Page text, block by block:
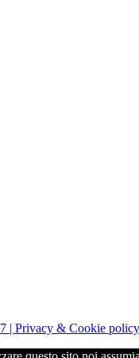
| Privacy & Cookie policy